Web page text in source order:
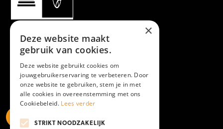
×
Deze website maakt
gebruik van cookies.
Deze website gebruikt cookies om
jouwgebruikerservaring te verbeteren. Door
onze website te gebruiken, stem je in met
alle cookies in overeenstemming met ons
Cookiebeleid. Lees verder
STRIKT NOODZAKELIJK